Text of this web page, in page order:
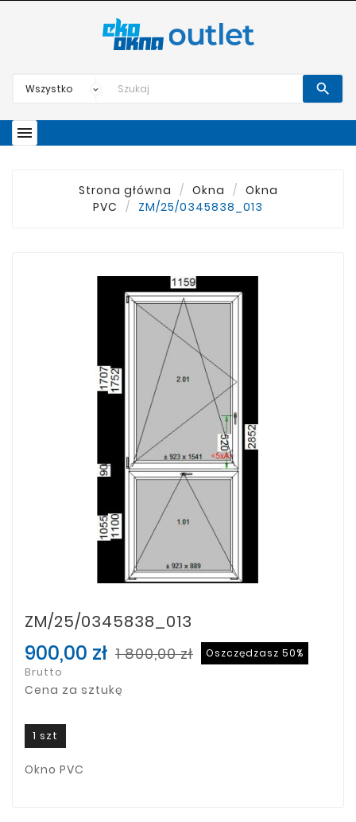


Strona główna Okna
Okna
PVC
ZM/25/0345838_013
ZM/25/0345838_013
900,00 zł 1 800,00 zł Oszczędzasz 50%
Brutto
Cena za sztukę
1 szt
Okno PVC